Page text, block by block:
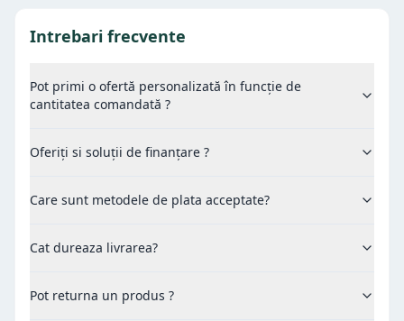
Intrebari frecvente
Pot primi o ofertă personalizată în funcție de
cantitatea comandată ?
Oferiți si soluții de finanțare ?
Care sunt metodele de plata acceptate?
Cat dureaza livrarea?
Pot returna un produs ?